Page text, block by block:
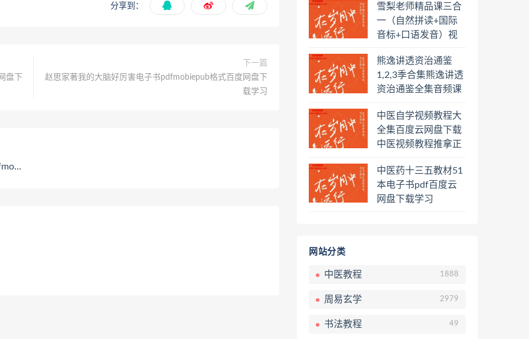
分享到：
盘下
下一篇
赵思家著我的大脑好厉害电子书pdfmobiepub格式百度网盘下
载学习
学习
盘下载学习
雪梨老师精品课三合
一（自然拼读+国际
音标+口语发音）视
载学习
熊逸讲透资治通鉴
1,2,3季合集熊逸讲透
资治通鉴全集音频课
一二三辑合集百度云
网盘下载学习
中医自学视频教程大
全集百度云网盘下载
中医视频教程推拿正
经络脉诊面诊舌诊手
诊私密终身会员百度
网盘共享群
中医药十三五教材51
本电子书pdf百度云
网盘下载学习
网站分类
中医教程 1888
周易玄学 2979
书法教程 49